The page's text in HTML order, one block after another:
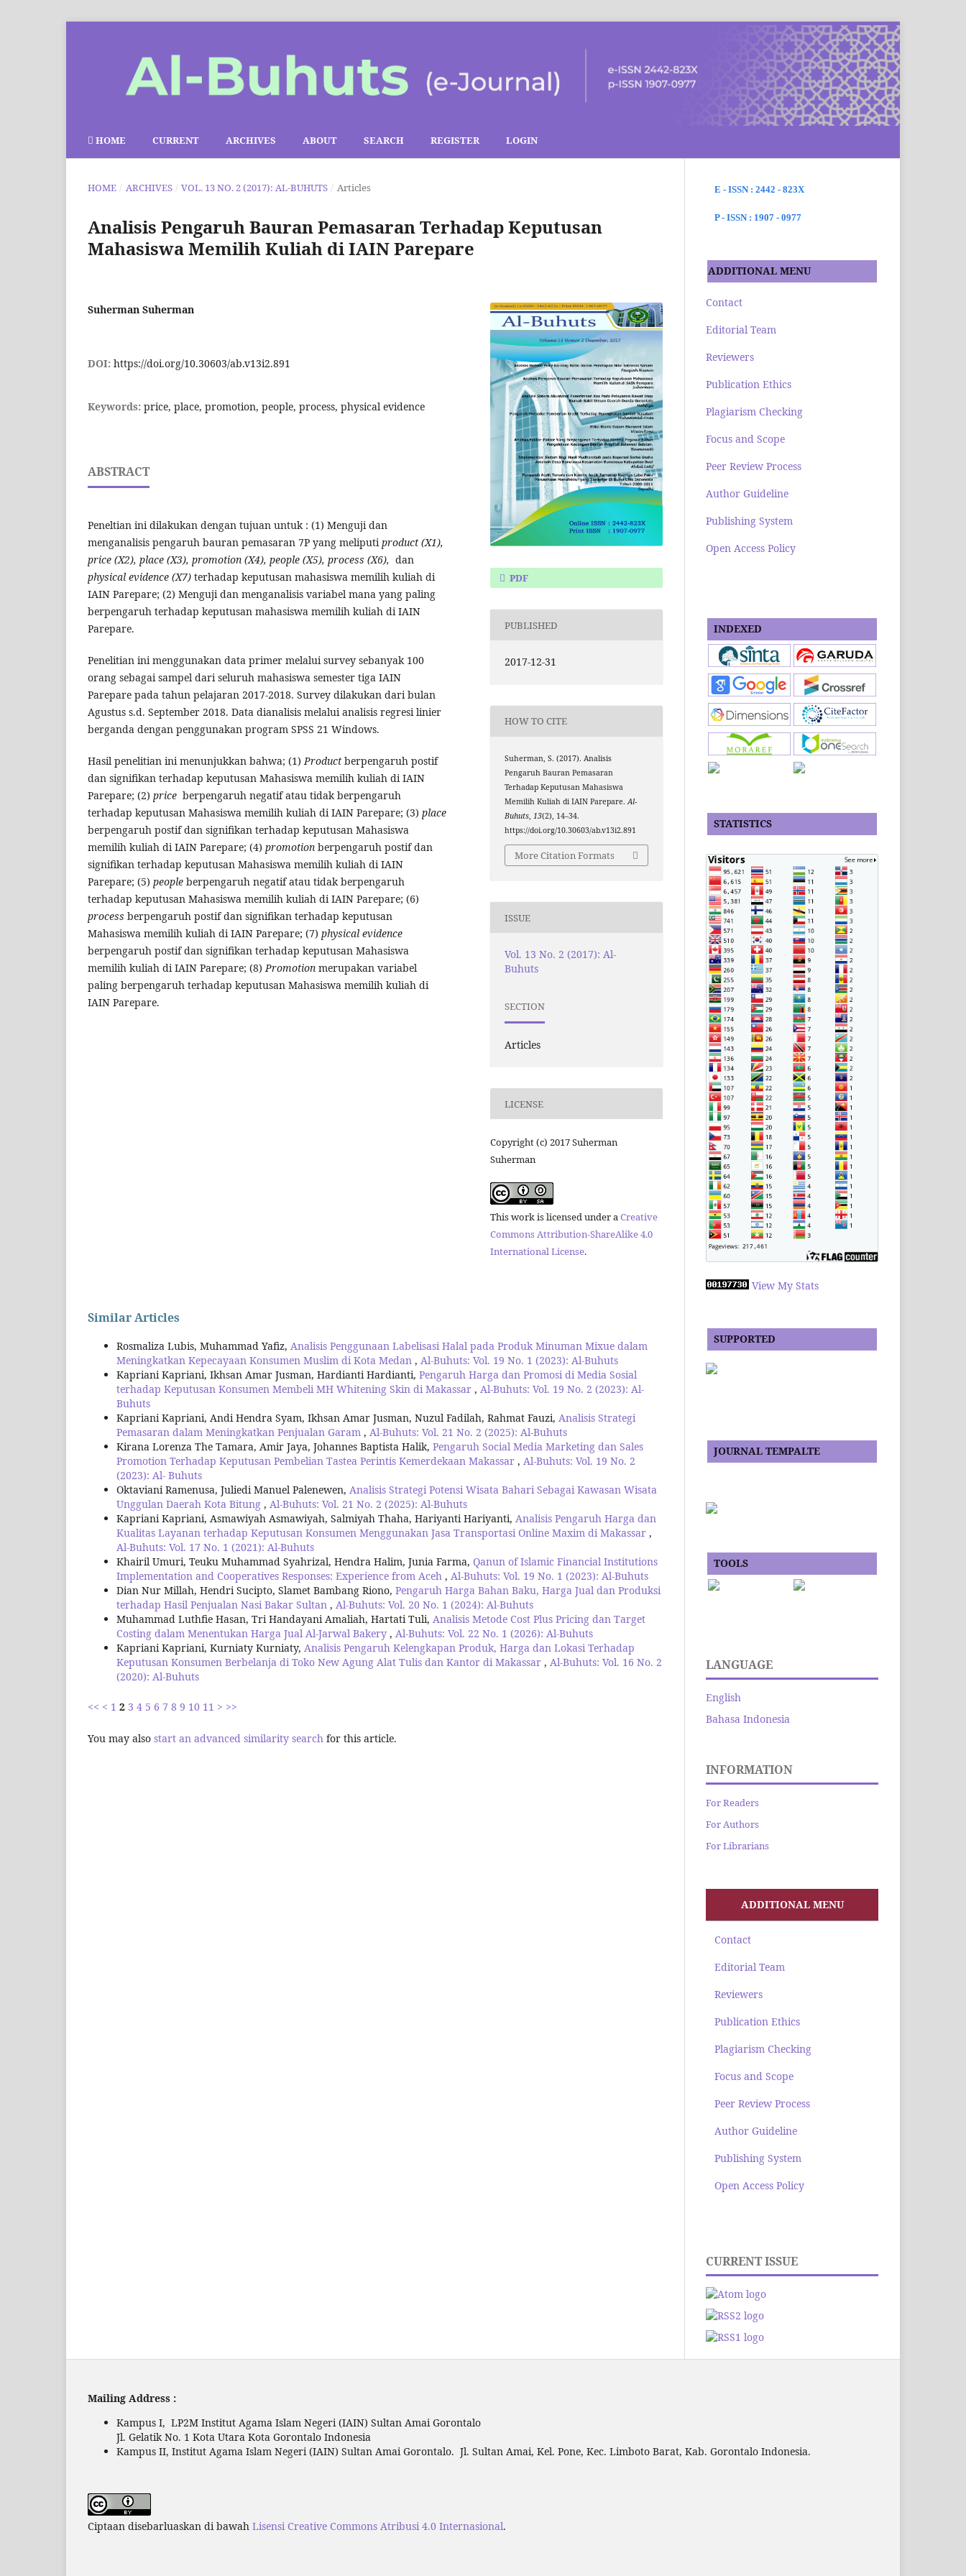
HOME CURRENT ARCHIVES ABOUT SEARCH REGISTER LOGIN
HOME / ARCHIVES / VOL. 13 NO. 2 (2017): AL-BUHUTS / Articles
Analisis Pengaruh Bauran Pemasaran Terhadap Keputusan
Mahasiswa Memilih Kuliah di IAIN Parepare
Suherman Suherman
DOI: https://doi.org/10.30603/ab.v13i2.891
Keywords: price, place, promotion, people, process, physical evidence
ABSTRACT
Peneltian ini dilakukan dengan tujuan untuk : (1) Menguji dan
menganalisis pengaruh bauran pemasaran 7P yang meliputiproduct (X1),
price (X2), place (X3), promotion (X4), people (X5), process (X6), dan
physical evidence (X7) terhadap keputusan mahasiswa memilih kuliah di
IAIN Parepare; (2) Menguji dan menganalisis variabel mana yang paling
berpengaruh terhadap keputusan mahasiswa memilih kuliah di IAIN
Parepare.
Penelitian ini menggunakan data primer melalui survey sebanyak 100
orang sebagai sampel dari seluruh mahasiswa semester tiga IAIN
Parepare pada tahun pelajaran 2017-2018. Survey dilakukan dari bulan
Agustus s.d. September 2018. Data dianalisis melalui analisis regresi linier
berganda dengan penggunakan program SPSS 21 Windows.
Hasil penelitian ini menunjukkan bahwa; (1)Product berpengaruh postif
dan signifikan terhadap keputusan Mahasiswa memilih kuliah di IAIN
Parepare; (2) price berpengaruh negatif atau tidak berpengaruh
terhadap keputusan Mahasiswa memilih kuliah di IAIN Parepare; (3) place
berpengaruh postif dan signifikan terhadap keputusan Mahasiswa
memilih kuliah di IAIN Parepare; (4) promotion berpengaruh postif dan
signifikan terhadap keputusan Mahasiswa memilih kuliah di IAIN
Parepare; (5) people berpengaruh negatif atau tidak berpengaruh
terhadap keputusan Mahasiswa memilih kuliah di IAIN Parepare; (6)
process berpengaruh postif dan signifikan terhadap keputusan
Mahasiswa memilih kuliah di IAIN Parepare; (7) physical evidence
berpengaruh postif dan signifikan terhadap keputusan Mahasiswa
memilih kuliah di IAIN Parepare; (8)Promotion merupakan variabel
paling berpengaruh terhadap keputusan Mahasiswa memilih kuliah di
IAIN Parepare.
PDF
PUBLISHED
2017-12-31
HOW TO CITE
Suherman, S. (2017). Analisis
Pengaruh Bauran Pemasaran
Terhadap Keputusan Mahasiswa
Memilih Kuliah di IAIN Parepare.Al-
Buhuts 13(2), 14–34.
https://doi.org/10.30603/ab.v13i2.891
More Citation Formats
ISSUE
Vol. 13 No. 2 (2017): Al-
Buhuts
SECTION
Articles
LICENSE
Copyright (c) 2017 Suherman
Suherman
This work is licensed under aCreative
Commons Attribution-ShareAlike 4.0
International License.
Similar Articles
Rosmaliza Lubis, Muhammad Yafiz, Analisis Penggunaan Labelisasi Halal pada Produk Minuman Mixue dalam
Meningkatkan Kepecayaan Konsumen Muslim di Kota Medan , Al-Buhuts: Vol. 19 No. 1 (2023): Al-Buhuts
Kapriani Kapriani, Ikhsan Amar Jusman, Hardianti Hardianti, Pengaruh Harga dan Promosi di Media Sosial
terhadap Keputusan Konsumen Membeli MH Whitening Skin di Makassar , Al-Buhuts: Vol. 19 No. 2 (2023): Al-
Buhuts
Kapriani Kapriani, Andi Hendra Syam, Ikhsan Amar Jusman, Nuzul Fadilah, Rahmat Fauzi, Analisis Strategi
Pemasaran dalam Meningkatkan Penjualan Garam , Al-Buhuts: Vol. 21 No. 2 (2025): Al-Buhuts
Kirana Lorenza The Tamara, Amir Jaya, Johannes Baptista Halik, Pengaruh Social Media Marketing dan Sales
Promotion Terhadap Keputusan Pembelian Tastea Perintis Kemerdekaan Makassar , Al-Buhuts: Vol. 19 No. 2
(2023): Al- Buhuts
Oktaviani Ramenusa, Juliedi Manuel Palenewen, Analisis Strategi Potensi Wisata Bahari Sebagai Kawasan Wisata
Unggulan Daerah Kota Bitung , Al-Buhuts: Vol. 21 No. 2 (2025): Al-Buhuts
Kapriani Kapriani, Asmawiyah Asmawiyah, Salmiyah Thaha, Hariyanti Hariyanti, Analisis Pengaruh Harga dan
Kualitas Layanan terhadap Keputusan Konsumen Menggunakan Jasa Transportasi Online Maxim di Makassar ,
Al-Buhuts: Vol. 17 No. 1 (2021): Al-Buhuts
Khairil Umuri, Teuku Muhammad Syahrizal, Hendra Halim, Junia Farma, Qanun of Islamic Financial Institutions
Implementation and Cooperatives Responses: Experience from Aceh , Al-Buhuts: Vol. 19 No. 1 (2023): Al-Buhuts
Dian Nur Millah, Hendri Sucipto, Slamet Bambang Riono, Pengaruh Harga Bahan Baku, Harga Jual dan Produksi
terhadap Hasil Penjualan Nasi Bakar Sultan , Al-Buhuts: Vol. 20 No. 1 (2024): Al-Buhuts
Muhammad Luthfie Hasan, Tri Handayani Amaliah, Hartati Tuli, Analisis Metode Cost Plus Pricing dan Target
Costing dalam Menentukan Harga Jual Al-Jarwal Bakery , Al-Buhuts: Vol. 22 No. 1 (2026): Al-Buhuts
Kapriani Kapriani, Kurniaty Kurniaty, Analisis Pengaruh Kelengkapan Produk, Harga dan Lokasi Terhadap
Keputusan Konsumen Berbelanja di Toko New Agung Alat Tulis dan Kantor di Makassar , Al-Buhuts: Vol. 16 No. 2
(2020): Al-Buhuts
<< < 1 2 3 4 5 6 7 8 9 10 11 > >>
You may also start an advanced similarity search for this article.
E - ISSN : 2442 - 823X
P - ISSN : 1907 - 0977
ADDITIONAL MENU
Contact
Editorial Team
Reviewers
Publication Ethics
Plagiarism Checking
Focus and Scope
Peer Review Process
Author Guideline
Publishing System
Open Access Policy
INDEXED
STATISTICS
View My Stats
SUPPORTED
JOURNAL TEMPALTE
TOOLS
LANGUAGE
English
Bahasa Indonesia
INFORMATION
For Readers
For Authors
For Librarians
ADDITIONAL MENU
Contact
Editorial Team
Reviewers
Publication Ethics
Plagiarism Checking
Focus and Scope
Peer Review Process
Author Guideline
Publishing System
Open Access Policy
CURRENT ISSUE
Mailing Address :
Kampus I, LP2M Institut Agama Islam Negeri (IAIN) Sultan Amai Gorontalo
Jl. Gelatik No. 1 Kota Utara Kota Gorontalo Indonesia
Kampus II, Institut Agama Islam Negeri (IAIN) Sultan Amai Gorontalo. Jl. Sultan Amai, Kel. Pone, Kec. Limboto Barat, Kab. Gorontalo Indonesia.
Ciptaan disebarluaskan di bawah Lisensi Creative Commons Atribusi 4.0 Internasional.